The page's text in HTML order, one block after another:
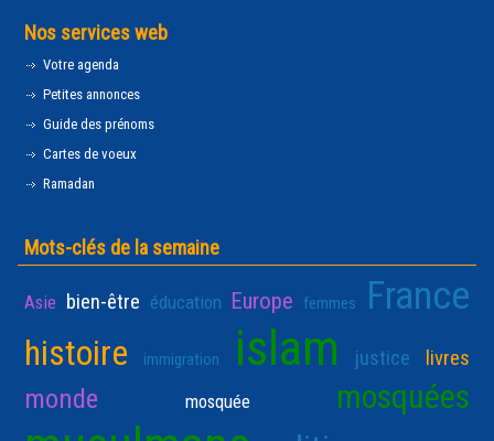
Nos services web
Votre agenda
Petites annonces
Guide des prénoms
Cartes de voeux
Ramadan
Mots-clés de la semaine
Asie bien-être éducation Europe femmes France
histoire immigration islam justice livres
monde mosquée mosquées